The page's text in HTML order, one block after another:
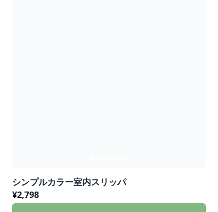
シンプルカラー室内スリッパ
¥2,798